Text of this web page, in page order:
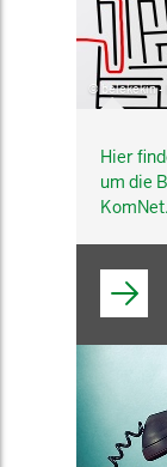
© belekekin -
Hier
um die
KomNet.